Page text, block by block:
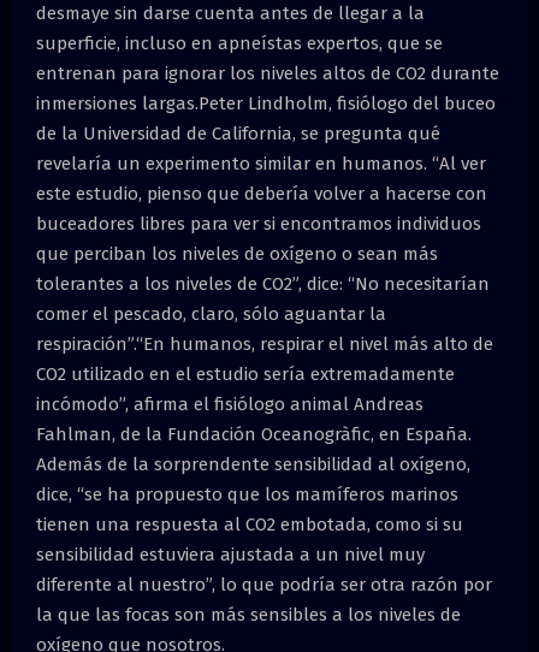
desmaye sin darse cuenta antes de llegar a la
superficie, incluso en apneístas expertos, que se
entrenan para ignorar los niveles altos de CO2 durante
inmersiones largas.Peter Lindholm, fisiólogo del buceo
de la Universidad de California, se pregunta qué
revelaría un experimento similar en humanos. “Al ver
este estudio, pienso que debería volver a hacerse con
buceadores libres para ver si encontramos individuos
que perciban los niveles de oxígeno o sean más
tolerantes a los niveles de CO2”, dice: “No necesitarían
comer el pescado, claro, sólo aguantar la
respiración”.“En humanos, respirar el nivel más alto de
CO2 utilizado en el estudio sería extremadamente
incómodo”, afirma el fisiólogo animal Andreas
Fahlman, de la Fundación Oceanogràfic, en España.
Además de la sorprendente sensibilidad al oxígeno,
dice, “se ha propuesto que los mamíferos marinos
tienen una respuesta al CO2 embotada, como si su
sensibilidad estuviera ajustada a un nivel muy
diferente al nuestro”, lo que podría ser otra razón por
la que las focas son más sensibles a los niveles de
oxígeno que nosotros.